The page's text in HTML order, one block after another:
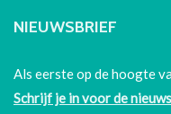
NIEUWSBRIEF
Als eerste op de hoogte
Schrijf je in voor de